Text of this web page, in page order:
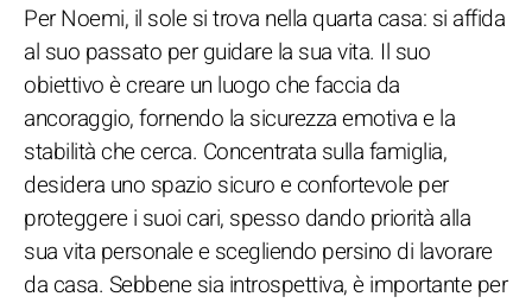
Per Noemi, il sole si trova nella quarta casa: si affida
al suo passato per guidare la sua vita. Il suo
obiettivo è creare un luogo che faccia da
ancoraggio, fornendo la sicurezza emotiva e la
stabilità che cerca. Concentrata sulla famiglia,
desidera uno spazio sicuro e confortevole per
proteggere i suoi cari, spesso dando priorità alla
sua vita personale e scegliendo persino di lavorare
da casa. Sebbene sia introspettiva, è importante per